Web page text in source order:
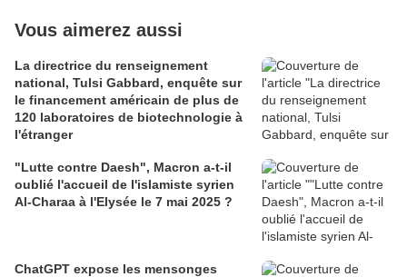
Vous aimerez aussi
La directrice du renseignement
national, Tulsi Gabbard, enquête sur
le financement américain de plus de
120 laboratoires de biotechnologie à
l'étranger
"Lutte contre Daesh", Macron a-t-il
oublié l'accueil de l'islamiste syrien
Al-Charaa à l'Elysée le 7 mai 2025 ?
ChatGPT expose les mensonges